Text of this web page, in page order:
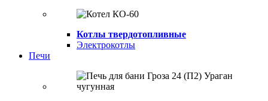
Котлы твердотопливные
Электрокотлы
Печи